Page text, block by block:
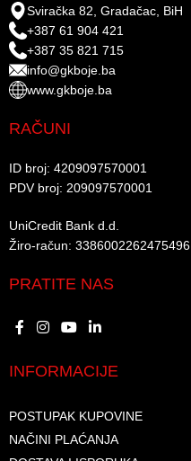
Sviračka 82, Gradačac, BiH
+387 61 904 421
+387 35 821 715
info@gkboje.ba
www.gkboje.ba
RAČUNI
ID broj: 4209097570001​
PDV broj: 209097570001 ​
UniCredit Bank d.d.​
Žiro-račun: 3386002262475496​​
PRATITE NAS
INFORMACIJE
POSTUPAK KUPOVINE
NAČINI PLAĆANJA